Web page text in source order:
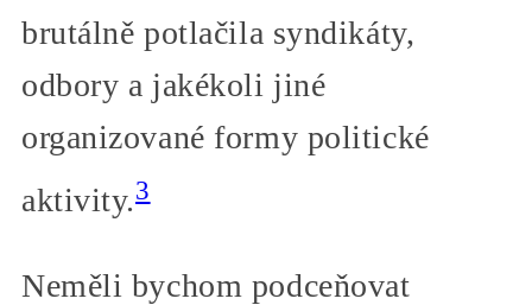
brutálně potlačila syndikáty,
odbory a jakékoli jiné
organizované formy politické
aktivity.3
Neměli bychom podceňovat